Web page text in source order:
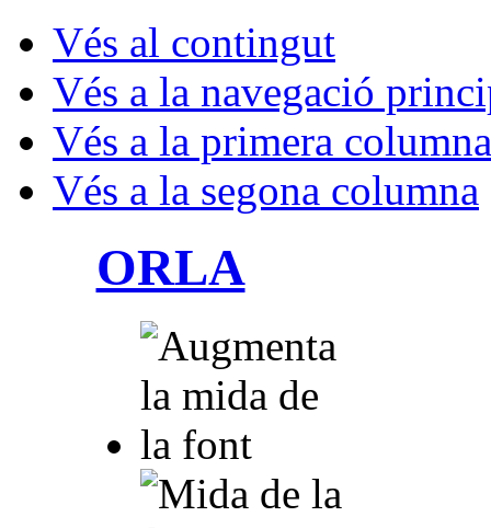
Vés al contingut
Vés a la navegació
Vés a la primera columna
Vés a la segona columna
ORLA